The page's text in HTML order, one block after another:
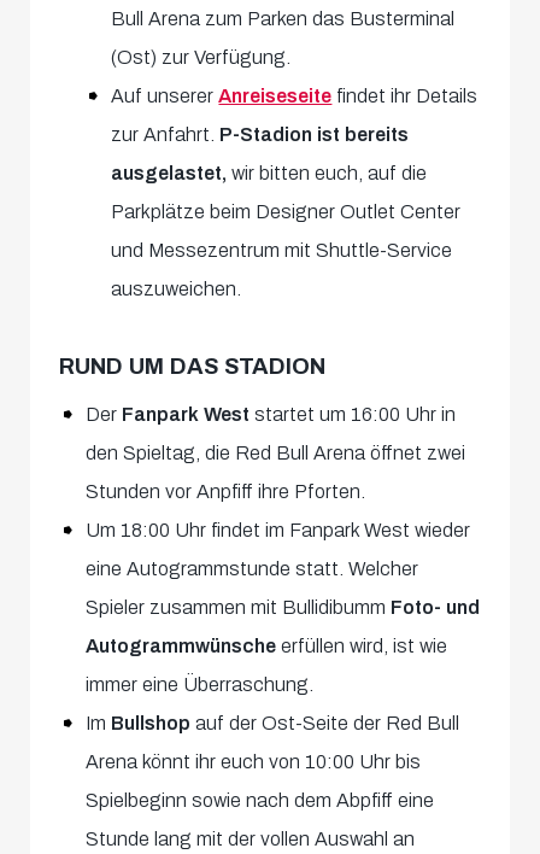
Bull Arena zum Parken das Busterminal
(Ost) zur Verfügung.
Auf unsererAnreiseseite findet ihr Details
zur Anfahrt. P-Stadion ist bereits
ausgelastet, wir bitten euch, auf die
Parkplätze beim Designer Outlet Center
und Messezentrum mit Shuttle-Service
auszuweichen.
RUND UM DAS STADION
Der Fanpark West startet um 16:00 Uhr in
den Spieltag, die Red Bull Arena öffnet zwei
Stunden vor Anpfiff ihre Pforten.
Um 18:00 Uhr findet im Fanpark West wieder
eine Autogrammstunde statt. Welcher
Spieler zusammen mit Bullidibumm Foto- und
Autogrammwünsche erfüllen wird, ist wie
immer eine Überraschung.
Im Bullshop auf der Ost-Seite der Red Bull
Arena könnt ihr euch von 10:00 Uhr bis
Spielbeginn sowie nach dem Abpfiff eine
Stunde lang mit der vollen Auswahl an